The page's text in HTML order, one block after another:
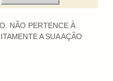
NÃO PERTENCE À
A SUA AÇÃO